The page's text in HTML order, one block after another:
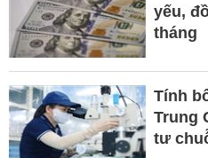
yếu,
tháng
Tính
Trung
tư